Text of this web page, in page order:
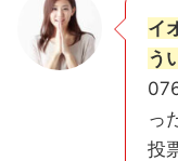
イ
う
っ
投